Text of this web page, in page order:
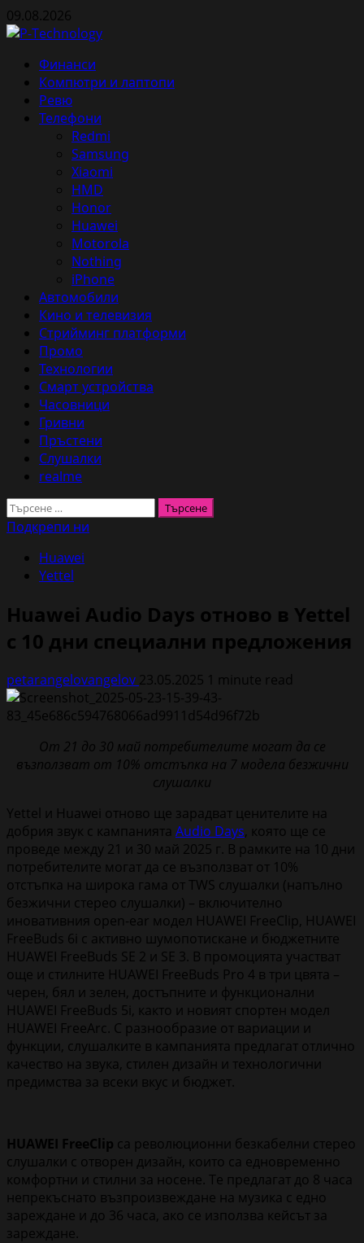
Skip
to
09.08.2026
Primary
Menu
Финанси
Компютри и лаптопи
Ревю
Телефони
Redmi
Samsung
Xiaomi
HMD
Honor
Huawei
Motorola
Nothing
iPhone
Автомобили
Кино и телевизия
Стрийминг платформи
Промо
Технологии
Смарт устройства
Часовници
Гривни
Пръстени
Слушалки
realme
Търсене
за:
Подкрепи ни
Huawei
Yettel
Huawei Audio Days отново в Yettel
с 10 дни специални предложения
petarangelovangelov 23.05.2025 1 minute read
От 21 до 30 май потребителите могат да се
възползват от 10% отстъпка на 7 модела безжични
слушалки
Yettel и Huawei отново ще зарадват ценителите на
добрия звук с кампанията Audio Days, която ще се
проведе между 21 и 30 май 2025 г. В рамките на 10 дни
потребителите могат да се възползват от 10%
отстъпка на широка гама от TWS слушалки (напълно
безжични стерео слушалки) – включително
иновативния open-ear модел HUAWEI FreeClip, HUAWEI
FreeBuds 6i с активно шумопотискане и бюджетните
HUAWEI FreeBuds SE 2 и SE 3. В промоцията участват
още и стилните HUAWEI FreeBuds Pro 4 в три цвята –
черен, бял и зелен, достъпните и функционални
HUAWEI FreeBuds 5i, както и новият спортен модел
HUAWEI FreeArc. С разнообразие от вариации и
функции, слушалките в кампанията предлагат отлично
качество на звука, стилен дизайн и технологични
предимства за всеки вкус и бюджет.
HUAWEI FreeClip са революционни безкабелни стерео
слушалки с отворен дизайн, които са едновременно
комфортни и стилни за носене. Те предлагат до 8 часа
непрекъснато възпроизвеждане на музика с едно
зареждане и до 36 часа, ако се използва кейсът за
зареждане.